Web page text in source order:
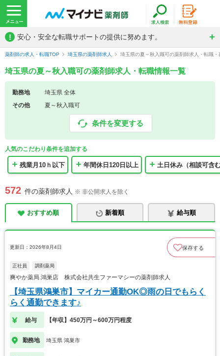
! 安心・安全な転職サポートの提供に努めます。
薬剤師の求人・転職TOP 埼玉県の薬剤師求人 埼玉県の夏～秋入職可の薬剤師求人・転職・
埼玉県の夏～秋入職可の薬剤師求人・転職情報一覧
勤務地
埼玉県 全体
その他
夏～秋入職可
条件を変更する
人気のこだわり条件を追加する
残業月10ｈ以下 年間休日120日以上 土日休み（相談可含
572 件の薬剤師求人 ※ 非公開求人を除く
おすすめ順 新着順 給与順
更新日：2026年8月4日 保存する
正社員 調剤薬局
爽やか薬局.鴻巣店 株式会社共生ファーマシーの薬剤師求人
【埼玉県鴻巣市】マイカー通勤OK◎雨の日でもらく
らく通勤できます♪
給与 【年収】450万円～600万円程度
勤務地 埼玉県 鴻巣市